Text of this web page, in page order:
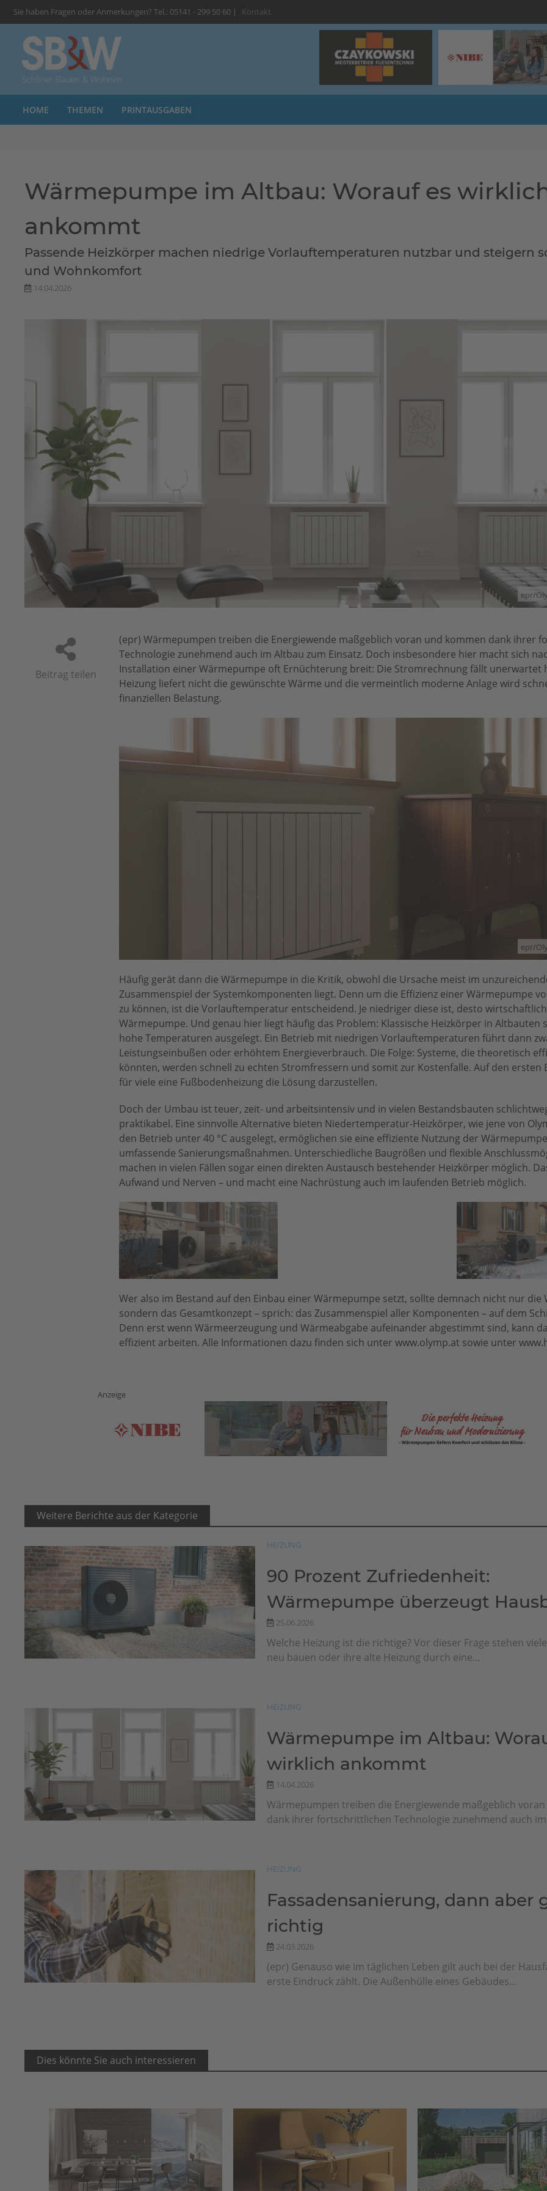
Sie haben Fragen oder Anmerkungen? Tel.: 05141 - 299 50 60 | Kontakt
HOME THEMEN PRINTAUSGABEN
Wärmepumpe im Altbau: Worauf es
ankommt
Passende Heizkörper machen niedrige Vorlauftemperaturen nutzbar und steigern
und Wohnkomfort
14.04.2026
epr/
Beitrag teilen
(epr) Wärmepumpen treiben die Energiewende maßgeblich voran und kommen dank ihrer
Technologie zunehmend auch im Altbau zum Einsatz. Doch insbesondere hier macht sich
Installation einer Wärmepumpe oft Ernüchterung breit: Die Stromrechnung fällt unerwartet
Heizung liefert nicht die gewünschte Wärme und die vermeintlich moderne Anlage wird
finanziellen Belastung.
epr/
Häufig gerät dann die Wärmepumpe in die Kritik, obwohl die Ursache meist im
Zusammenspiel der Systemkomponenten liegt. Denn um die Effizienz einer Wärmepumpe
zu können, ist die Vorlauftemperatur entscheidend. Je niedriger diese ist, desto
Wärmepumpe. Und genau hier liegt häufig das Problem: Klassische Heizkörper in Altbauten
hohe Temperaturen ausgelegt. Ein Betrieb mit niedrigen Vorlauftemperaturen führt dann
Leistungseinbußen oder erhöhtem Energieverbrauch. Die Folge: Systeme, die theoretisch
könnten, werden schnell zu echten Stromfressern und somit zur Kostenfalle. Auf den ersten
für viele eine Fußbodenheizung die Lösung darzustellen.
Doch der Umbau ist teuer, zeit- und arbeitsintensiv und in vielen Bestandsbauten
praktikabel. Eine sinnvolle Alternative bieten Niedertemperatur-Heizkörper, wie jene von
den Betrieb unter 40 °C ausgelegt, ermöglichen sie eine effiziente Nutzung der
umfassende Sanierungsmaßnahmen. Unterschiedliche Baugrößen und flexible
machen in vielen Fällen sogar einen direkten Austausch bestehender Heizkörper möglich.
Aufwand und Nerven – und macht eine Nachrüstung auch im laufenden Betrieb möglich.
Wer also im Bestand auf den Einbau einer Wärmepumpe setzt, sollte demnach nicht nur die
sondern das Gesamtkonzept – sprich: das Zusammenspiel aller Komponenten – auf dem
Denn erst wenn Wärmeerzeugung und Wärmeabgabe aufeinander abgestimmt sind, kann
effizient arbeiten. Alle Informationen dazu finden sich unter www.olymp.at sowie unter
Anzeige
Weitere Berichte aus der Kategorie
HEIZUNG
90 Prozent Zufriedenheit:
Wärmepumpe überzeugt
25.06.2026
Welche Heizung ist die richtige? Vor dieser Frage stehen
neu bauen oder ihre alte Heizung durch eine...
HEIZUNG
Wärmepumpe im Altbau:
wirklich ankommt
14.04.2026
Wärmepumpen treiben die Energiewende maßgeblich
dank ihrer fortschrittlichen Technologie zunehmend auch
HEIZUNG
Fassadensanierung, dann aber
richtig
24.03.2026
(epr) Genauso wie im täglichen Leben gilt auch bei der
erste Eindruck zählt. Die Außenhülle eines Gebäudes...
Dies könnte Sie auch interessieren